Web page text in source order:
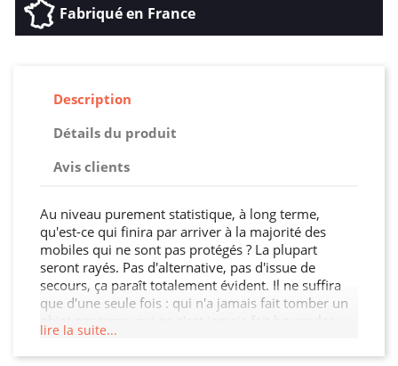
Fabriqué en France
Description
Détails du produit
Avis clients
Au niveau purement statistique, à long terme,
qu'est-ce qui finira par arriver à la majorité des
mobiles qui ne sont pas protégés ? La plupart
seront rayés. Pas d'alternative, pas d'issue de
secours, ça paraît totalement évident. Il ne suffira
que d'une seule fois : qui n'a jamais fait tomber un
objet par terre, qui ne s'est jamais fait bousculer,
qui n'a jamais jeté son sac un peu trop vite par terre
? Un accident bête est si vite arrivé ! De nos jours,
lire la suite...